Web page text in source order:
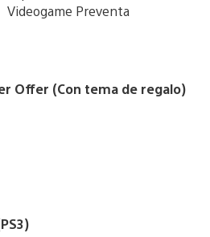
Videogame Preventa
Offer (Con tema de regalo)